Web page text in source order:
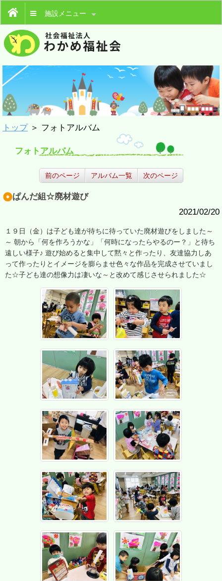
施設メニュー
トップ＞ フォトアルバム
フォトアルバム
前のページ アルバム一覧 次のページ
ぱんだ組☆廃材遊び
2021/02/20
１９日（金）は子ども達が待ちに待っていた廃材遊びをしました～
～ 朝から「何を作ろうかな」「何時になったらやるのー？」と待ち
遠しい様子♪ 遊び始めると集中して黙々と作ったり、友達協力しあ
って作ったりとイメージを膨らませ色々な作品を完成させていまし
た☆子ども達の想像力は凄いな～と改めて感じさせられました☆